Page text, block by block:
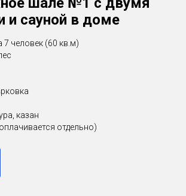
и сауной в доме
7 человек (60 кв.м)
казан
отдельно)